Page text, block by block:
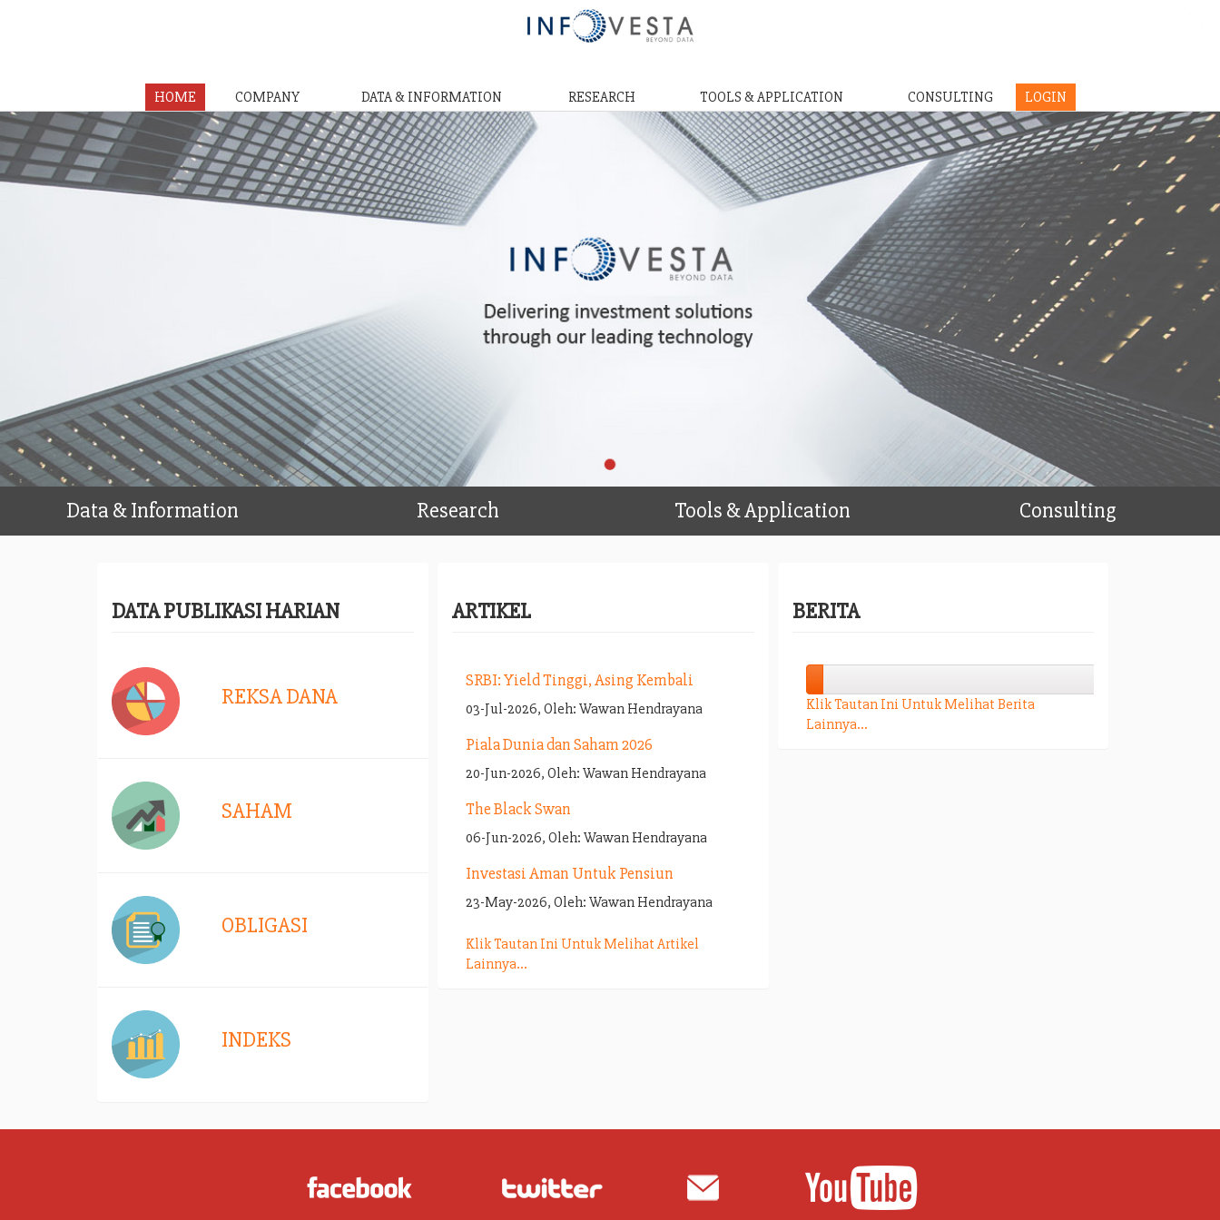
HOME COMPANY DATA & INFORMATION RESEARCH TOOLS & APPLICATION CONSULTING LOGIN
Data & Information Research Tools & Application Consulting
DATA PUBLIKASI HARIAN
REKSA DANA
SAHAM
OBLIGASI
INDEKS
ARTIKEL
SRBI: Yield Tinggi, Asing Kembali
03-Jul-2026, Oleh: Wawan Hendrayana
Piala Dunia dan Saham 2026
20-Jun-2026, Oleh: Wawan Hendrayana
The Black Swan
06-Jun-2026, Oleh: Wawan Hendrayana
Investasi Aman Untuk Pensiun
23-May-2026, Oleh: Wawan Hendrayana
Klik Tautan Ini Untuk Melihat Artikel
Lainnya...
BERITA
Klik Tautan Ini Untuk Melihat Berita
Lainnya...